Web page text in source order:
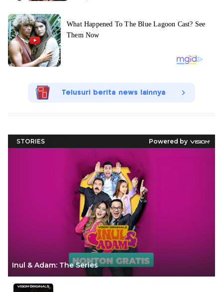
Telusuri berita news lainnya